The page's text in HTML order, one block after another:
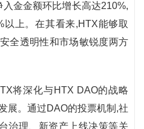
金金额环比增长高达210%,
以上。在其看来,HTX能够取
全透明性和市场敏锐度两方
将深化与HTX DAO的战略
展。通过DAO的投票机制,社
治理、新资产上线决策等关